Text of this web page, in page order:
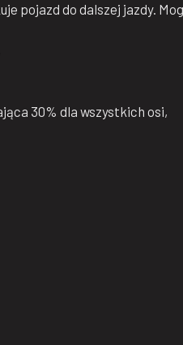
pojazd do dalszej jazdy.
30% dla wszystkich osi,